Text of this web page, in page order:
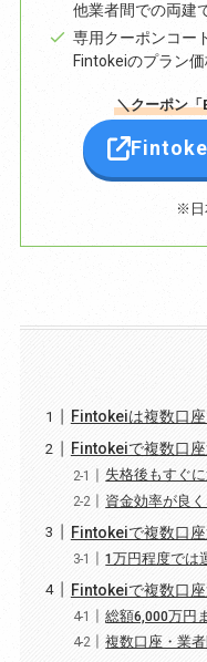
他業者間での両建
専用クーポンコー
Fintokeiのプラン
＼クーポン「
※日
Fintokeiは複数口
Fintokeiで複数口
失格後もすぐ
資金効率が良
Fintokeiで複数口
1万円程度では
Fintokeiで複数口
総額6,000万円
複数口座・業